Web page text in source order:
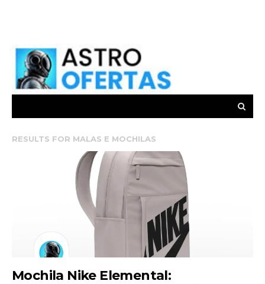
RESULTS FOR MALAS E MOCHILAS
Mochila Nike Elemental: